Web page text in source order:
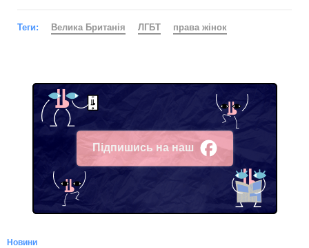
Теги: Велика Британія ЛГБТ права жінок
Підпишись на наш
Facebook
Новини